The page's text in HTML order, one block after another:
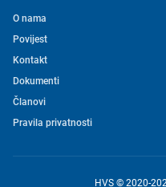
O nama
Povijest
Kontakt
Dokumenti
Članovi
Pravila privatnosti
HVS © 2020-